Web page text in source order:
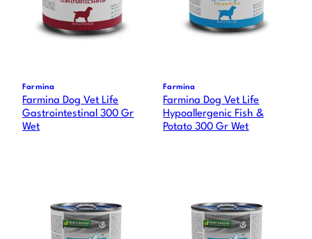
Farmina
Farmina Dog Vet Life
Gastrointestinal 300 Gr
Wet
Farmina
Farmina Dog Vet Life
Hypoallergenic Fish &
Potato 300 Gr Wet